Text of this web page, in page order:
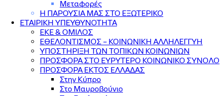
Μεταφορές
Η ΠΑΡΟΥΣΙΑ ΜΑΣ ΣΤΟ ΕΞΩΤΕΡΙΚΟ
ΕΤΑΙΡΙΚΗ ΥΠΕΥΘΥΝΟΤΗΤΑ
ΕΚΕ & ΟΜΙΛΟΣ
ΕΘΕΛΟΝΤΙΣΜΟΣ – ΚΟΙΝΩΝΙΚΗ ΑΛΛΗΛΕΓΓΥΗ
ΥΠΟΣΤΗΡΙΞΗ ΤΩΝ ΤΟΠΙΚΩΝ ΚΟΙΝΩΝΙΩΝ
ΠΡΟΣΦΟΡΑ ΣΤΟ ΕΥΡΥΤΕΡΟ ΚΟΙΝΩΝΙΚΟ ΣΥΝΟΛΟ
ΠΡΟΣΦΟΡΑ ΕΚΤΟΣ ΕΛΛΑΔΑΣ
Στην Κύπρο
Στο Μαυροβούνιο